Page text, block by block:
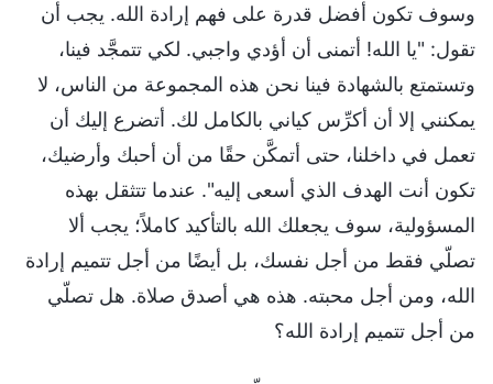
وسوف تكون أفضل قدرة على فهم إرادة الله. يجب أن
تقول: "يا الله! أتمنى أن أؤدي واجبي. لكي تتمجَّد فينا،
وتستمتع بالشهادة فينا نحن هذه المجموعة من الناس، لا
يمكنني إلا أن أكرِّس كياني بالكامل لك. أتضرع إليك أن
تعمل في داخلنا، حتى أتمكَّن حقًا من أن أحبك وأرضيك،
تكون أنت الهدف الذي أسعى إليه". عندما تتثقل بهذه
المسؤولية، سوف يجعلك الله بالتأكيد كاملاً؛ يجب ألا
تصلّي فقط من أجل نفسك، بل أيضًا من أجل تتميم إرادة
الله، ومن أجل محبته. هذه هي أصدق صلاة. هل تصلّي
من أجل تتميم إرادة الله؟